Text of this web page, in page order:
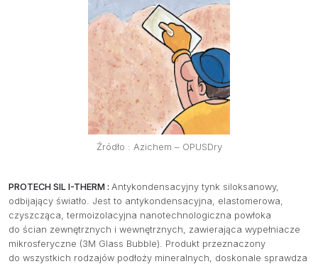
Źródło : Azichem – OPUSDry
PROTECH SIL I-THERM : Antykondensacyjny tynk siloksanowy,
odbijający światło. Jest to antykondensacyjna, elastomerowa,
czyszcząca, termoizolacyjna nanotechnologiczna powłoka
do ścian zewnętrznych i wewnętrznych, zawierająca wypełniacze
mikrosferyczne (3M Glass Bubble). Produkt przeznaczony
do wszystkich rodzajów podłoży mineralnych, doskonale sprawdza